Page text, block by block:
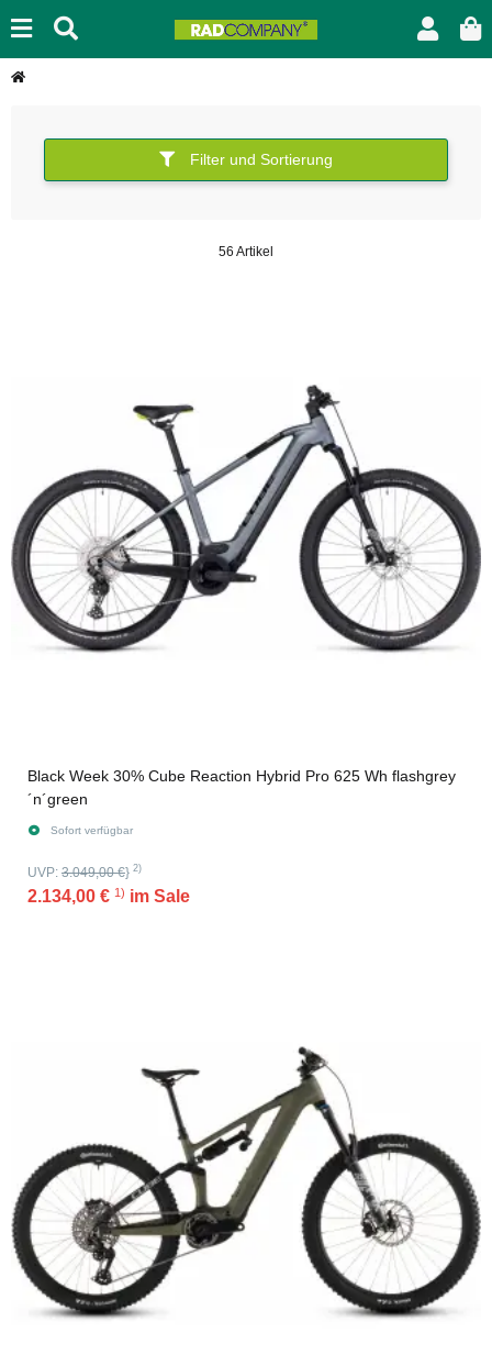
Filter und Sortierung
56 Artikel
Black Week 30% Cube Reaction Hybrid Pro 625 Wh flashgrey
´n´green
Sofort verfügbar
UVP: 3.049,00 €} 2)
2.134,00 € 1) im Sale